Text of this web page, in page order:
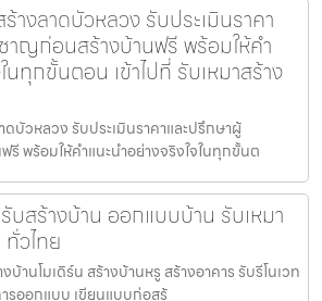
างลาดบัวหลวง รับประเมินราคา
าญก่อนสร้างบ้านฟรี พร้อมให้คำ
นทุกขั้นตอน เข้าไปที่ รับเหมาสร้าง
บัวหลวง รับประเมินราคาและปรึกษาผู้
พร้อมให้คำแนะนำอย่างจริงใจในทุกขั้นต
บสร้างบ้าน ออกแบบบ้าน รับเหมา
วไทย
านโมเดิร์น สร้างบ้านหรู สร้างอาคาร รับรีโนเวท
รออกแบบ เขียนแบบก่อสร้